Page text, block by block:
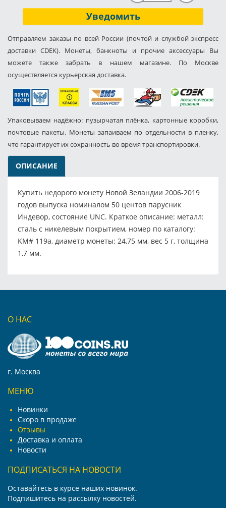
Уведомить
Отправляем заказы по всей России (почтой и службой экспресс
доставки CDEK). Монеты, банкноты и прочие аксессуары Вы
можете также забрать в нашем магазине. По Москве
осуществляется курьерская доставка.
Упаковываем надёжно: пузырчатая плёнка, картонные коробки,
почтовые пакеты. Монеты запаиваем по отдельности в пленку,
что гарантирует их сохранность во время транспортировки.
ОПИСАНИЕ
Купить недорого монету Новой Зеландии 2006-2019
годов выпуска номиналом 50 центов парусник
Индевор, состояние UNC. Краткое описание: металл:
сталь с никелевым покрытием, номер по каталогу:
KM# 119a, диаметр монеты: 24,75 мм, вес 5 г, толщина
1,7 мм.
О НАС
г. Москва
МЕНЮ
Новинки
Скоро в продаже
Отзывы
Доставка и оплата
Новости
ПОДПИСАТЬСЯ НА НОВОСТИ
Оставайтесь в курсе наших новинок.
Подпишитесь на рассылку новостей.